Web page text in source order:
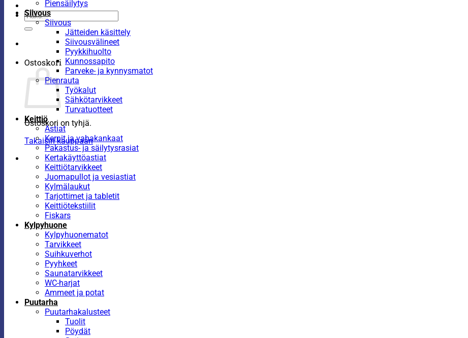
Etsi:
Ostoskori
Ostoskori on tyhjä.
Takaisin kauppaan
Piensäilytys
Siivous
Siivous
Jätteiden käsittely
Siivousvälineet
Pyykkihuolto
Kunnossapito
Parveke- ja kynnysmatot
Pienrauta
Työkalut
Sähkötarvikkeet
Turvatuotteet
Keittiö
Astiat
Kernit ja vahakankaat
Pakastus- ja säilytysrasiat
Kertakäyttöastiat
Keittiötarvikkeet
Juomapullot ja vesiastiat
Kylmälaukut
Tarjottimet ja tabletit
Keittiötekstiilit
Fiskars
Kylpyhuone
Kylpyhuonematot
Tarvikkeet
Suihkuverhot
Pyyhkeet
Saunatarvikkeet
WC-harjat
Ammeet ja potat
Puutarha
Puutarhakalusteet
Tuolit
Pöydät